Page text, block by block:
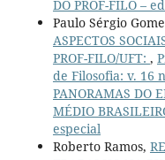
DO PROF-FILO –
Paulo Sérgio
ASPECTOS
PROF-FILO/UFT: ,
de Filosofia: v. 16
PANORAMAS DO
MÉDIO
especial
Roberto Ramos,